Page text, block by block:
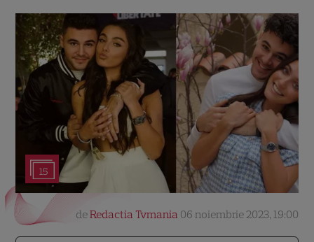
15
deRedactia Tvmania 06 noiembrie 2023, 19:00